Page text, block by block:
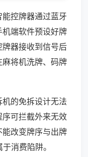
控牌器通过蓝牙
端软件预设好牌
器接收到信号后
将机洗牌、码牌
的免拆设计无法
可拦截外来无效
改变牌序与出牌
消费陷阱。